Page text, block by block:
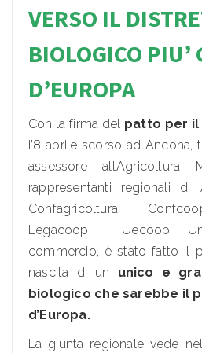
VERSO IL
BIOLOGICO PIU’
D’EUROPA
Con la firma del patto per
l’8 aprile scorso ad Ancona,
assessore
rappresentanti regionali di
Confagricoltura,
Legacoop , Uecoop,
commercio, è stato fatto il
nascita di un unico e
biologico che sarebbe il
d’Europa.
La giunta regionale vede